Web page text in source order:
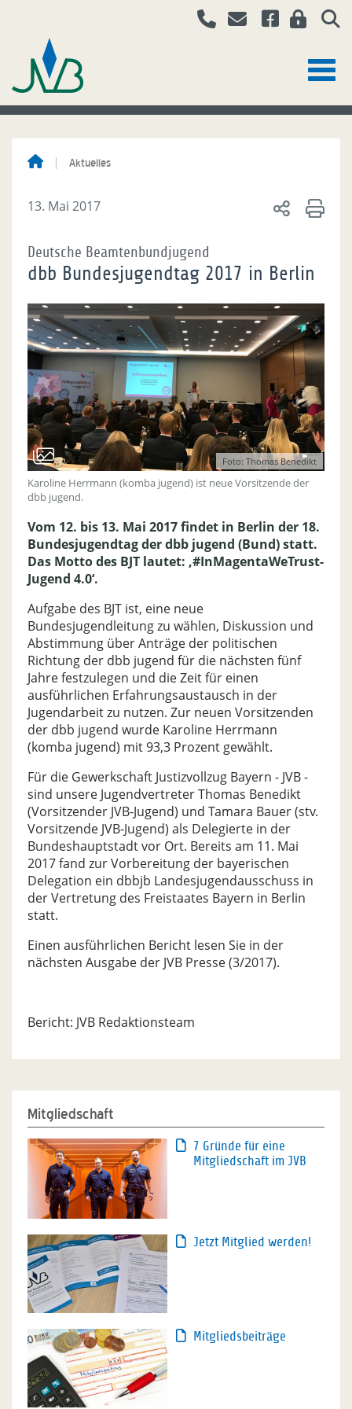
Aktuelles
13. Mai 2017
Deutsche Beamtenbundjugend
dbb Bundesjugendtag 2017 in Berlin
Foto: Thomas Benedikt
Karoline Herrmann (komba jugend) ist neue Vorsitzende der
dbb jugend.
Vom 12. bis 13. Mai 2017 findet in Berlin der 18.
Bundesjugendtag der dbb jugend (Bund) statt.
Das Motto des BJT lautet: ‚#InMagentaWeTrust-
Jugend 4.0‘.
Aufgabe des BJT ist, eine neue
Bundesjugendleitung zu wählen, Diskussion und
Abstimmung über Anträge der politischen
Richtung der dbb jugend für die nächsten fünf
Jahre festzulegen und die Zeit für einen
ausführlichen Erfahrungsaustausch in der
Jugendarbeit zu nutzen. Zur neuen Vorsitzenden
der dbb jugend wurde Karoline Herrmann
(komba jugend) mit 93,3 Prozent gewählt.
Für die Gewerkschaft Justizvollzug Bayern - JVB -
sind unsere Jugendvertreter Thomas Benedikt
(Vorsitzender JVB-Jugend) und Tamara Bauer (stv.
Vorsitzende JVB-Jugend) als Delegierte in der
Bundeshauptstadt vor Ort. Bereits am 11. Mai
2017 fand zur Vorbereitung der bayerischen
Delegation ein dbbjb Landesjugendausschuss in
der Vertretung des Freistaates Bayern in Berlin
statt.
Einen ausführlichen Bericht lesen Sie in der
nächsten Ausgabe der JVB Presse (3/2017).
Bericht: JVB Redaktionsteam
Mitgliedschaft
7 Gründe für eine
Mitgliedschaft im JVB
Jetzt Mitglied werden!
Mitgliedsbeiträge